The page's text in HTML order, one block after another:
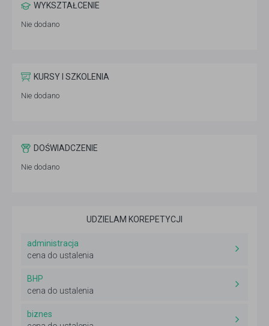
WYKSZTAŁCENIE
Nie dodano
KURSY I SZKOLENIA
Nie dodano
DOŚWIADCZENIE
Nie dodano
UDZIELAM KOREPETYCJI
administracja
cena do ustalenia
BHP
cena do ustalenia
biznes